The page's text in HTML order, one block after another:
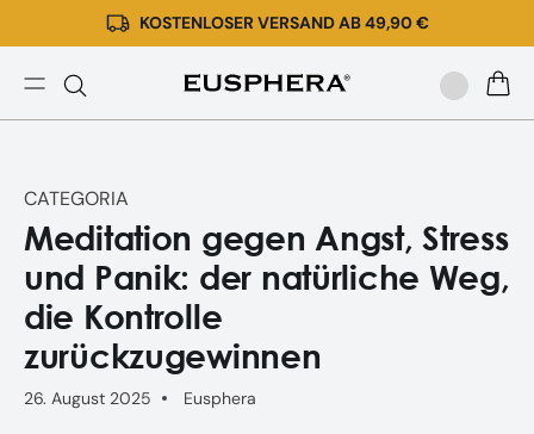
zum
Inhalt
KOSTENLOSER VERSAND AB 49,90 €
Panikattacken
CATEGORIA
Meditation gegen Angst, Stress
und Panik: der natürliche Weg,
die Kontrolle
zurückzugewinnen
26. August 2025 Eusphera